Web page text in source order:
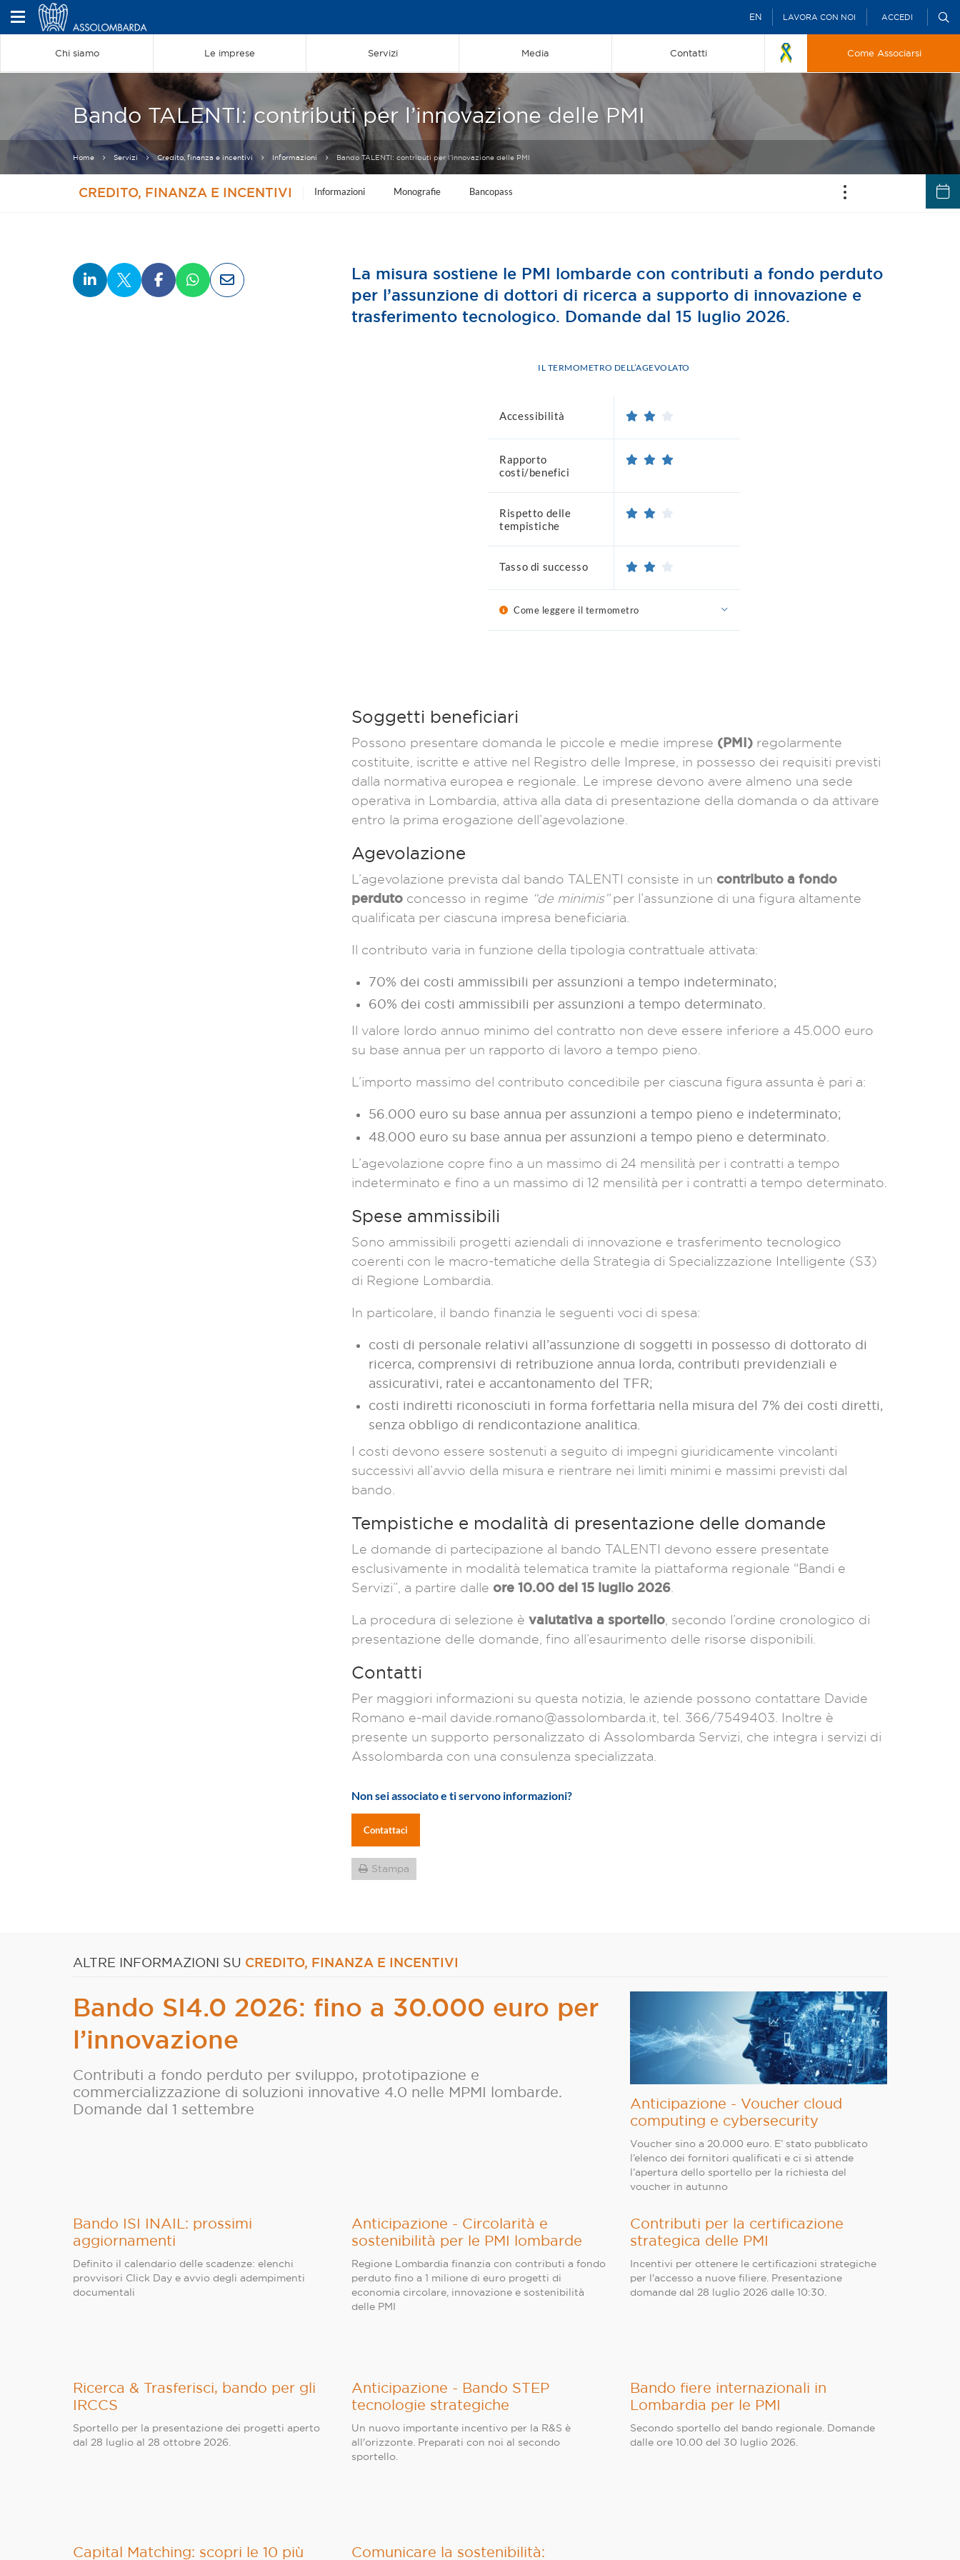
EN LAVORA CON NOI ACCEDI
Chi siamo Le imprese Servizi Media Contatti Come Associarsi
Bando TALENTI: contributi per l’innovazione delle PMI
Home Servizi Credito, finanza e incentivi Informazioni Bando TALENTI: contributi per l’innovazione delle PMI
CREDITO, FINANZA E INCENTIVI Informazioni Monografie Bancopass
La misura sostiene le PMI lombarde con contributi a fondo perduto
per l’assunzione di dottori di ricerca a supporto di innovazione e
trasferimento tecnologico. Domande dal 15 luglio 2026.
IL TERMOMETRO DELL’AGEVOLATO
Accessibilità
Rapporto
costi/benefici
Rispetto delle
tempistiche
Tasso di successo
Come leggere il termometro
Soggetti beneficiari
Possono presentare domanda le piccole e medie imprese (PMI) regolarmente
costituite, iscritte e attive nel Registro delle Imprese, in possesso dei requisiti previsti
dalla normativa europea e regionale. Le imprese devono avere almeno una sede
operativa in Lombardia, attiva alla data di presentazione della domanda o da attivare
entro la prima erogazione dell’agevolazione.
Agevolazione
L’agevolazione prevista dal bando TALENTI consiste in un contributo a fondo
perduto concesso in regime “de minimis”per l’assunzione di una figura altamente
qualificata per ciascuna impresa beneficiaria.
Il contributo varia in funzione della tipologia contrattuale attivata:
70% dei costi ammissibili per assunzioni a tempo indeterminato;
60% dei costi ammissibili per assunzioni a tempo determinato.
Il valore lordo annuo minimo del contratto non deve essere inferiore a 45.000 euro
su base annua per un rapporto di lavoro a tempo pieno.
L’importo massimo del contributo concedibile per ciascuna figura assunta è pari a:
56.000 euro su base annua per assunzioni a tempo pieno e indeterminato;
48.000 euro su base annua per assunzioni a tempo pieno e determinato.
L’agevolazione copre fino a un massimo di 24 mensilità per i contratti a tempo
indeterminato e fino a un massimo di 12 mensilità per i contratti a tempo determinato.
Spese ammissibili
Sono ammissibili progetti aziendali di innovazione e trasferimento tecnologico
coerenti con le macro-tematiche della Strategia di Specializzazione Intelligente (S3)
di Regione Lombardia.
In particolare, il bando finanzia le seguenti voci di spesa:
costi di personale relativi all’assunzione di soggetti in possesso di dottorato di
ricerca, comprensivi di retribuzione annua lorda, contributi previdenziali e
assicurativi, ratei e accantonamento del TFR;
costi indiretti riconosciuti in forma forfettaria nella misura del 7% dei costi diretti,
senza obbligo di rendicontazione analitica.
I costi devono essere sostenuti a seguito di impegni giuridicamente vincolanti
successivi all’avvio della misura e rientrare nei limiti minimi e massimi previsti dal
bando.
Tempistiche e modalità di presentazione delle domande
Le domande di partecipazione al bando TALENTI devono essere presentate
esclusivamente in modalità telematica tramite la piattaforma regionale “Bandi e
Servizi”, a partire dalle ore 10.00 del 15 luglio 2026
La procedura di selezione è valutativa a sportello , secondo l’ordine cronologico di
presentazione delle domande, fino all’esaurimento delle risorse disponibili.
Contatti
Per maggiori informazioni su questa notizia, le aziende possono contattare Davide
Romano e-mail davide.romano@assolombarda.it, tel. 366/7549403. Inoltre è
presente un supporto personalizzato di Assolombarda Servizi, che integra i servizi di
Assolombarda con una consulenza specializzata.
Non sei associato e ti servono informazioni?
Contattaci
Stampa
ALTRE INFORMAZIONI SU CREDITO, FINANZA E INCENTIVI
Bando SI4.0 2026: fino a 30.000 euro per
l’innovazione
Contributi a fondo perduto per sviluppo, prototipazione e
commercializzazione di soluzioni innovative 4.0 nelle MPMI lombarde.
Domande dal 1 settembre
Anticipazione - Voucher cloud
computing e cybersecurity
Voucher sino a 20.000 euro. E’ stato pubblicato
l’elenco dei fornitori qualificati e ci si attende
l’apertura dello sportello per la richiesta del
voucher in autunno
Bando ISI INAIL: prossimi
aggiornamenti
Definito il calendario delle scadenze: elenchi
provvisori Click Day e avvio degli adempimenti
documentali
Anticipazione - Circolarità e
sostenibilità per le PMI lombarde
Regione Lombardia finanzia con contributi a fondo
perduto fino a 1 milione di euro progetti di
economia circolare, innovazione e sostenibilità
delle PMI
Contributi per la certificazione
strategica delle PMI
Incentivi per ottenere le certificazioni strategiche
per l'accesso a nuove filiere. Presentazione
domande dal 28 luglio 2026 dalle 10:30.
Ricerca & Trasferisci, bando per gli
IRCCS
Sportello per la presentazione dei progetti aperto
dal 28 luglio al 28 ottobre 2026.
Anticipazione - Bando STEP
tecnologie strategiche
Un nuovo importante incentivo per la R&S è
all'orizzonte. Preparati con noi al secondo
sportello.
Bando fiere internazionali in
Lombardia per le PMI
Secondo sportello del bando regionale. Domande
dalle ore 10.00 del 30 luglio 2026.
Capital Matching: scopri le 10 più Comunicare la sostenibilità: